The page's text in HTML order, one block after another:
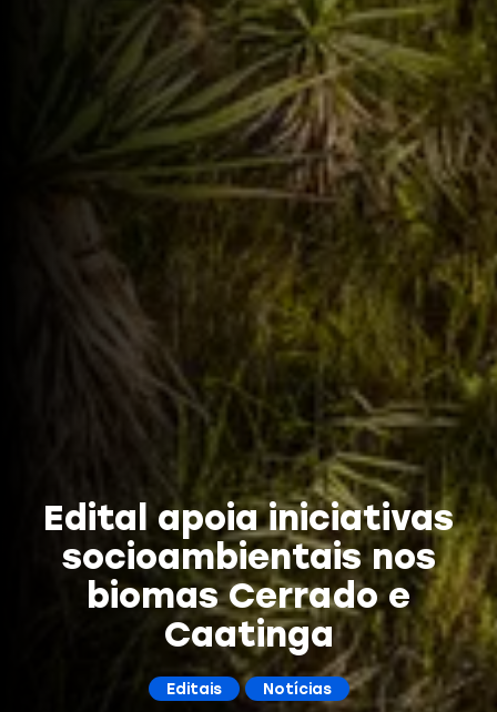
Edital apoia iniciativas
socioambientais nos
biomas Cerrado e
Caatinga
Editais Notícias